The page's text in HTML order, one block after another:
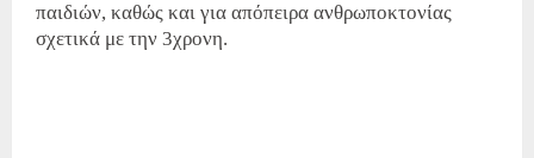
παιδιών, καθώς και για απόπειρα ανθρωποκτονίας
σχετικά με την 3χρονη.